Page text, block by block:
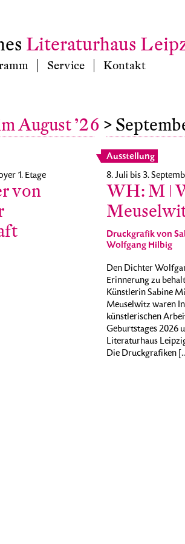
Literaturhaus
Service Kontakt
August ’26 >
1. Etage
von
29 30
6 7
13 14
20 21
27 28
Ausstellung
8. Juli bis 3.
WH: M ǀ
Druckgrafik von
Wolfgang Hilbig
Den Dichter
Erinnerung zu
Künstlerin Sabine
Meuselwitz waren
künstlerischen
Geburtstages 2026
Literaturhaus
Die Druckgrafiken